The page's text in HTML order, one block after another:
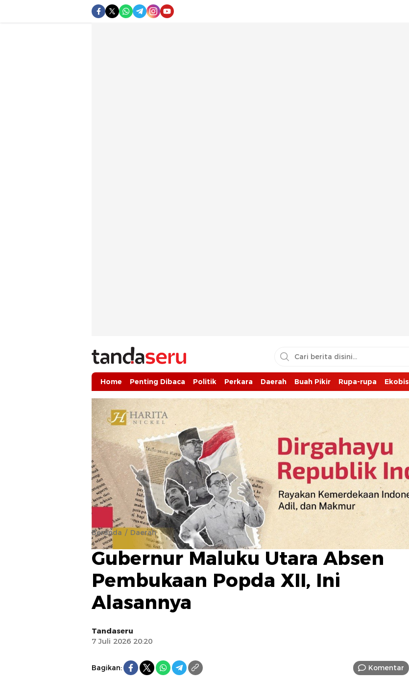
tandaseru.com | Penting Dibaca
tandaseru.com
Home Penting Dibaca Politik Perkara Daerah Buah Pikir Rupa-rupa Ekobis
Beranda Daerah
Gubernur Maluku Utara Absen
Pembukaan Popda XII, Ini
Alasannya
Tandaseru
7 Juli 2026 20:20
Bagikan: Komentar